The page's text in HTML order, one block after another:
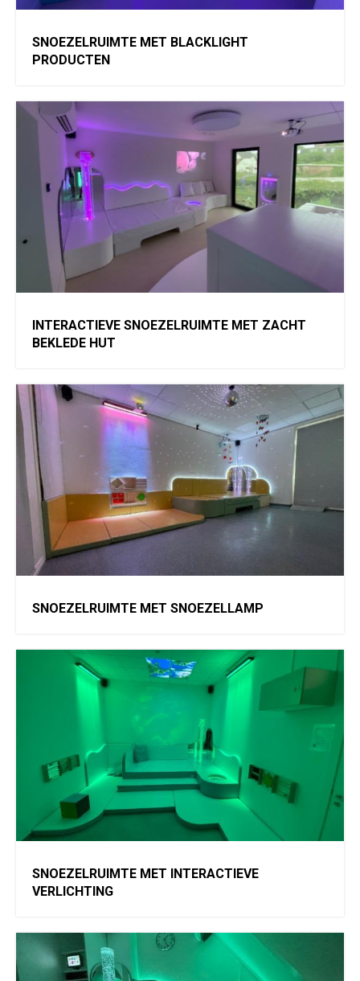
SNOEZELRUIMTE MET BLACKLIGHT
PRODUCTEN
INTERACTIEVE SNOEZELRUIMTE MET ZACHT
BEKLEDE HUT
SNOEZELRUIMTE MET SNOEZELLAMP
SNOEZELRUIMTE MET INTERACTIEVE
VERLICHTING